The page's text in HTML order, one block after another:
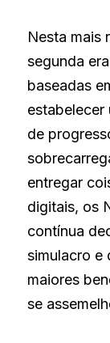
Nesta mais
segunda
baseadas
estabelecer
de
entregar
digitais, os
contínua
simulacro e
maiores
se